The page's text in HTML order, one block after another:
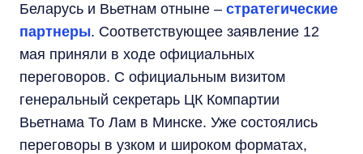
Беларусь и Вьетнам отныне – стратегические
партнеры. Соответствующее заявление 12
мая приняли в ходе официальных
переговоров. С официальным визитом
генеральный секретарь ЦК Компартии
Вьетнама То Лам в Минске. Уже состоялись
переговоры в узком и широком форматах,